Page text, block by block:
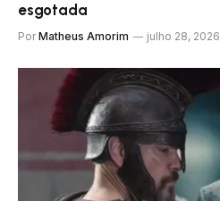
esgotada
Por Matheus Amorim julho 28, 2026